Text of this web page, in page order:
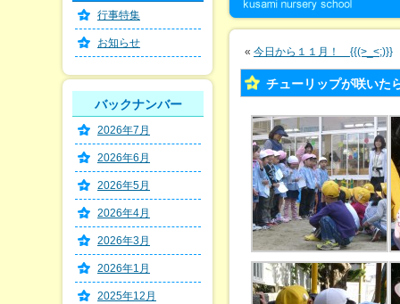
« 今日から１１月！ {{(>_<;)}}
チューリップが咲いた
行事特集
お知らせ
バックナンバー
2026年7月
2026年6月
2026年5月
2026年4月
2026年3月
2026年1月
2025年12月